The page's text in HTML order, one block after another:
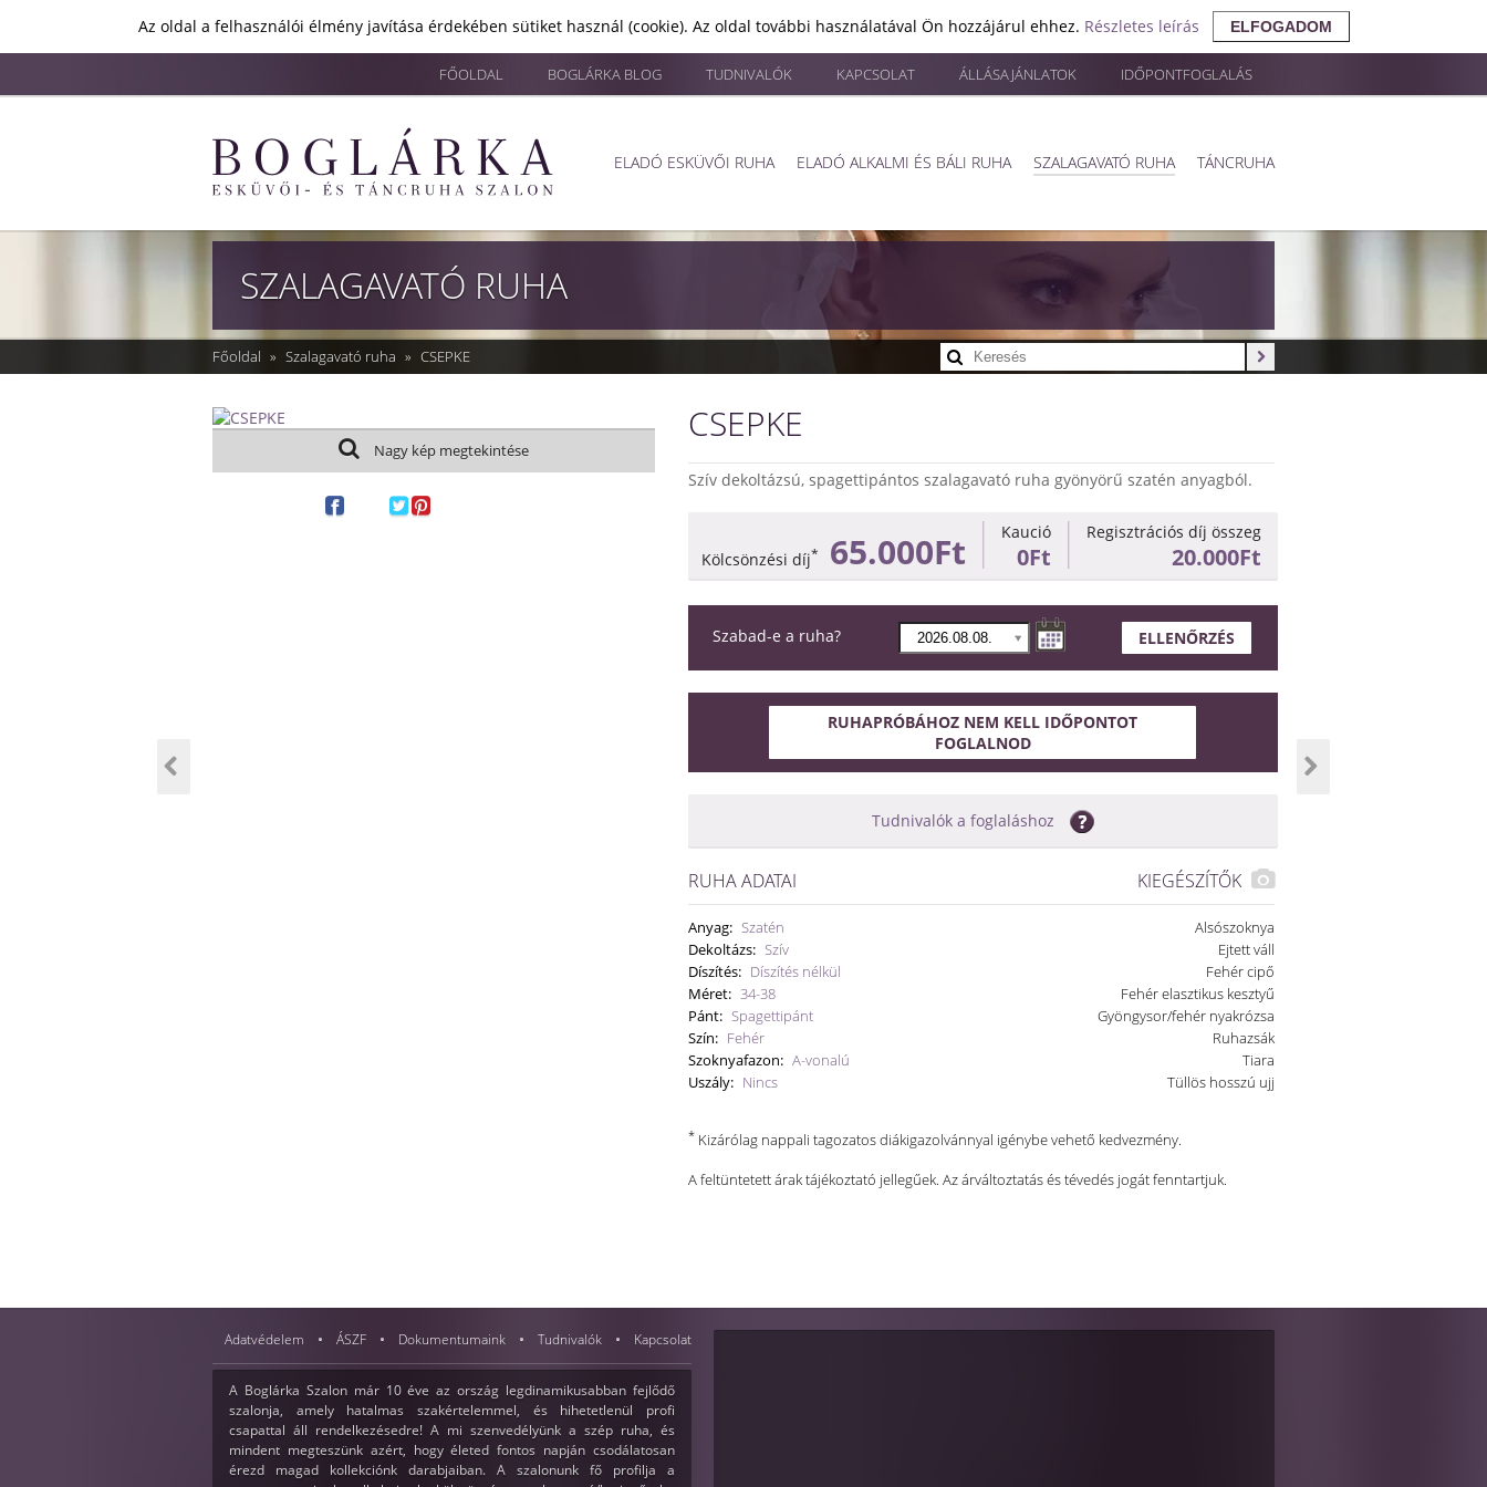
Az oldal a felhasználói élmény javítása érdekében sütiket használ (cookie). Az oldal további használatával Ön hozzájárul ehhez. Részletes leírás ELFOGADOM
IDŐPONTFOGLALÁS
ÁLLÁSAJÁNLATOK
KAPCSOLAT
TUDNIVALÓK
BOGLÁRKA BLOG
FŐOLDAL
ELADÓ ESKÜVŐI RUHA ELADÓ ALKALMI ÉS BÁLI RUHA SZALAGAVATÓ RUHA TÁNCRUHA
SZALAGAVATÓ RUHA
Főoldal » Szalagavató ruha » CSEPKE
Nagy kép megtekintése
CSEPKE
Szív dekoltázsú, spagettipántos szalagavató ruha gyönyörű szatén anyagból.
Kölcsönzési díj* 65.000Ft Kaució
0Ft
Regisztrációs díj összeg
20.000Ft
Szabad-e a ruha? ELLENŐRZÉS
RUHAPRÓBÁHOZ NEM KELL IDŐPONTOT
FOGLALNOD
Tudnivalók a foglaláshoz
RUHA ADATAI
Anyag: Szatén
Dekoltázs: Szív
Díszítés: Díszítés nélkül
Méret: 34-38
Pánt: Spagettipánt
Szín: Fehér
Szoknyafazon: A-vonalú
Uszály: Nincs
KIEGÉSZÍTŐK
Alsószoknya
Ejtett váll
Fehér cipő
Fehér elasztikus kesztyű
Gyöngysor/fehér nyakrózsa
Ruhazsák
Tiara
Tüllös hosszú ujj
* Kizárólag nappali tagozatos diákigazolvánnyal igénybe vehető kedvezmény.
A feltüntetett árak tájékoztató jellegűek. Az árváltoztatás és tévedés jogát fenntartjuk.
Adatvédelem ÁSZF Dokumentumaink Tudnivalók Kapcsolat
A Boglárka Szalon már 10 éve az ország legdinamikusabban fejlődő
szalonja, amely hatalmas szakértelemmel, és hihetetlenül profi
csapattal áll rendelkezésedre! A mi szenvedélyünk a szép ruha, és
mindent megteszünk azért, hogy életed fontos napján csodálatosan
érezd magad kollekciónk darabjaiban. A szalonunk fő profilja a